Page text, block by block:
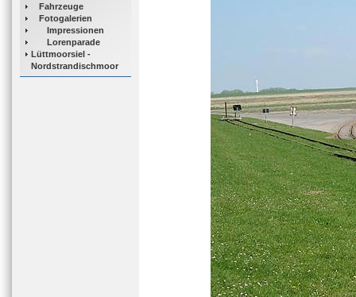
Fahrzeuge
Fotogalerien
Impressionen
Lorenparade
Lüttmoorsiel -
Nordstrandischmoor